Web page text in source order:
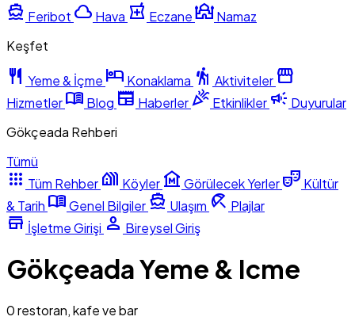
directions_boat Feribot cloud Hava local_pharmacy EczanemosqueNamaz
Keşfet
restaurant Yeme & İçme hotel Konaklama hiking Aktiviteler storefront
Hizmetlermenu_book Blog newspaper Haberler celebrationEtkinlikler campaign Duyurular
Gökçeada Rehberi
Tümü
apps Tüm Rehber holiday_village Köyler museum Görülecek Yerlertheater_comedy Kültür
& Tarih menu_bookGenel Bilgiler directions_boat Ulaşım beach_access Plajlar
store İşletme Girişi person Bireysel Giriş
Gökçeada Yeme & Icme
0 restoran, kafe ve bar